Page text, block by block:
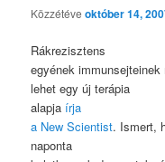
Közzétéveoktóber 14,
Rákrezisztens
egyének
lehet egy új terápia
alapja írja
a New Scientist. Ismert,
naponta